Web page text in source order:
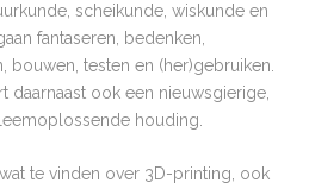
scheikunde, wiskunde en
fantaseren, bedenken,
bouwen, testen en (her)gebruiken.
daarnaast ook een nieuwsgierige,
houding.
te vinden over 3D-printing, ook